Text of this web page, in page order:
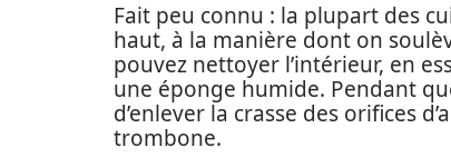
Fait peu connu : la plupart des
haut, à la manière dont on
pouvez nettoyer l’intérieur, en
une éponge humide. Pendant
d’enlever la crasse des orifices
trombone.